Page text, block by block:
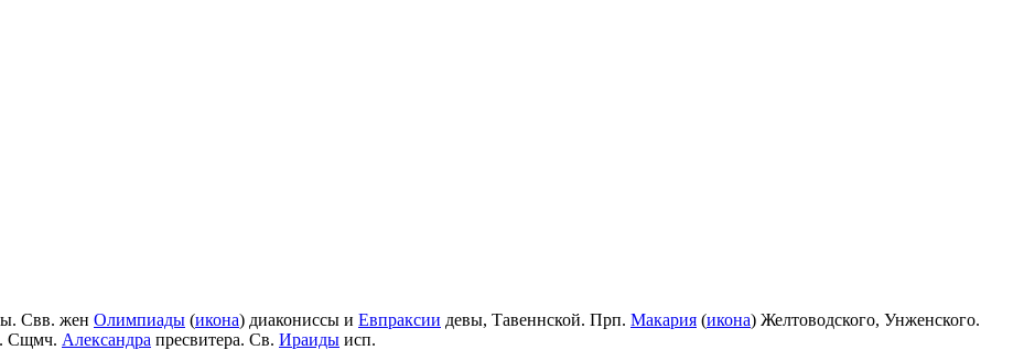
Свв. жен Олимпиады (икона) диакониссы и Евпраксии девы, Тавеннской. Прп. Макария (икона) Желтоводского, Унженского.
Сщмч. Александра пресвитера. Св. Ираиды исп.